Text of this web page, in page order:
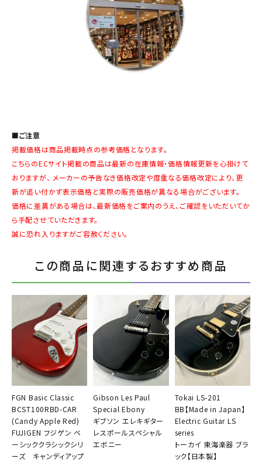
■ご注意
掲載価格は商品掲載時点の参考価格となります。
こちらのECサイト掲載の商品は最新の在庫情報・価格情報更新を心掛けて
おりますが、 メーカーの予告なき価格改定や度重なる価格改定により、更
新が追い付かず表示価格と実際の販売価格が異なる場合がございます。
価格に差異がある場合は、最新価格をご案内のうえ、ご確認をいただいてか
ら手配させていただきます。
誠に恐れ入りますがご容赦ください。
この商品に関連するおすすめ商品
FGN Basic Classic
BCST100RBD-CAR
(Candy Apple Red)
FUJIGEN フジゲン ベ
ーシッククラシックシリ
ーズ キャンディアップ
Gibson Les Paul
Special Ebony
ギブソン エレキギター
レスポールスペシャル
エボニー
Tokai LS-201
BB【Made in Japan】
Electric Guitar LS
series
トーカイ 東海楽器 ブラ
ック【日本製】